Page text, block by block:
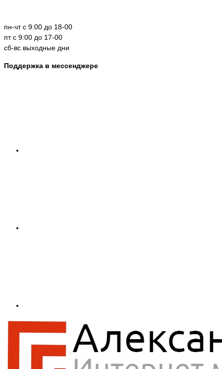
пн-чт с 9:00 до 18-00
пт с 9:00 до 17-00
сб-вс выходные дни
Поддержка в мессенджере